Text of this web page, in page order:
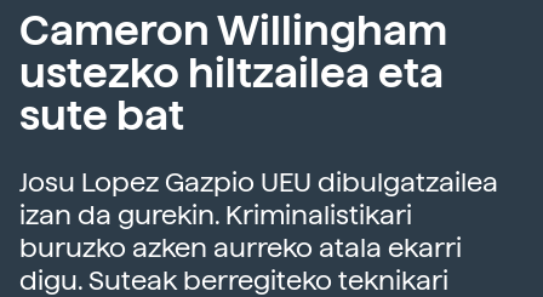
Cameron Willingham
ustezko hiltzailea eta
sute bat
Josu Lopez Gazpio UEU dibulgatzailea
izan da gurekin. Kriminalistikari
buruzko azken aurreko atala ekarri
digu. Suteak berregiteko teknikari